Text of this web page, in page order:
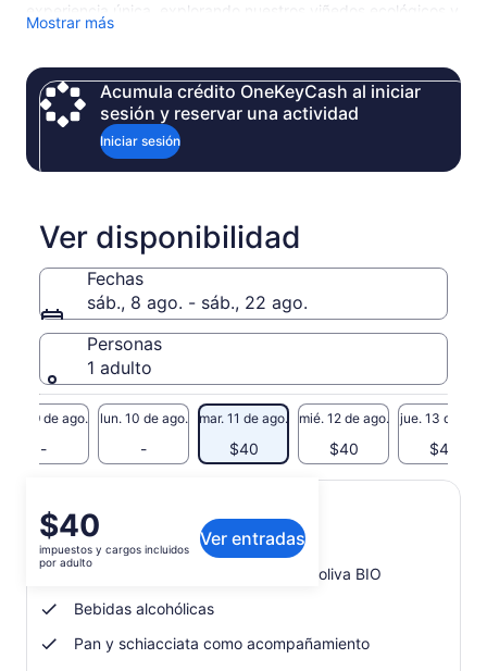
experiencia única, explorando nuestros viñedos ecológicos y
participando en visitas personalizadas y catas guiadas.
donde la naturaleza y el bienestar se unen a la perfección.
Le espera una experiencia inolvidable.
Mostrar más
Acumula crédito OneKeyCash al iniciar
sesión y reservar una actividad
Iniciar sesión
Ver disponibilidad
Fechas
sáb., 8 ago. - sáb., 22 ago.
Personas
1 adulto
dom. 9 de ago.
-
lun. 10 de ago.
-
mar. 11 de ago.
$40
mié. 12 de ago.
$40
jue. 13 de ago.
$40
El
precio
es
$40.
adulto
$40
impuestos y cargos incluidos
por adulto
Ver entradas
Qué incluye o no
Degustación de nuestro aceite de oliva BIO
Bebidas alcohólicas
Pan y schiacciata como acompañamiento